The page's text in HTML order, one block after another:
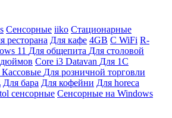
Сенсорные iiko Стационарные
ресторана Для кафе 4GB С WiFi R-
11 Для общепита Для столовой
Core i3 Datavan Для 1С
Кассовые Для розничной торговли
Для бара Для кофейни Для horeca
сенсорные Сенсорные на Windows